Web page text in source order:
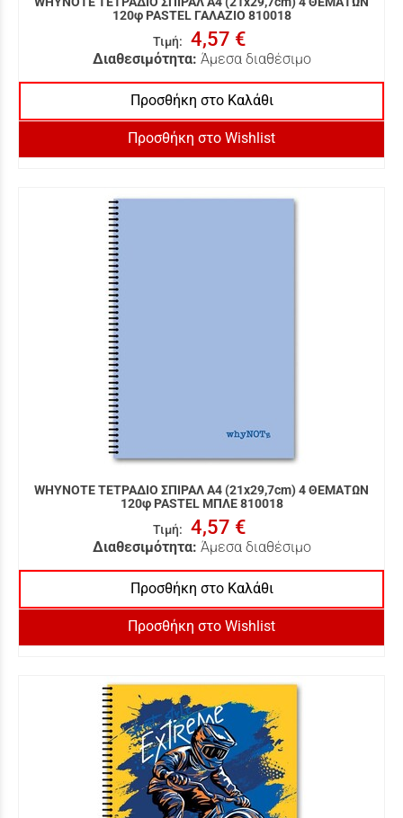
120φ PASTEL ΓΑΛΑΖΙΟ 810018
Τιμή: 4,57 €
Διαθεσιμότητα: Άμεσα διαθέσιμο
Προσθήκη στο Καλάθι
Προσθήκη στο Wishlist
WHYNOTE ΤΕΤΡΑΔΙΟ ΣΠΙΡΑΛ Α4 (21x29,7cm) 4 ΘΕΜΑΤΩΝ
120φ PASTEL ΜΠΛΕ 810018
Τιμή: 4,57 €
Διαθεσιμότητα: Άμεσα διαθέσιμο
Προσθήκη στο Καλάθι
Προσθήκη στο Wishlist